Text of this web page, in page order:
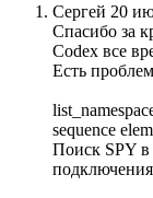
Сергей 20
Спасибо за
Codex все
Есть
sequence
Поиск SPY